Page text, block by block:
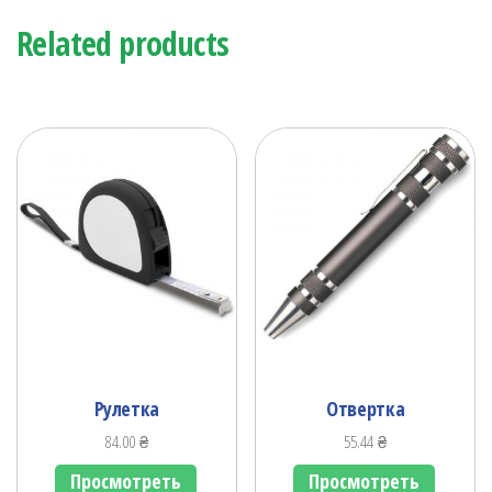
Related products
Рулетка
84.00₴
Просмотреть
Отвертка
55.44₴
Просмотреть